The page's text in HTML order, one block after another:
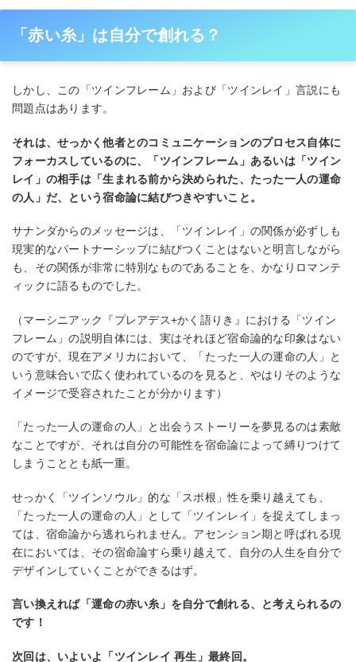
「⾚い⽷」は⾃分で創れる？
しかし、この「ツインフレーム」および「ツインレイ」⾔説にも
問題点はあります。
それは、せっかく他者とのコミュニケーションのプロセス⾃体に
フォーカスしているのに、「ツインフレーム」あるいは「ツイン
レイ」の相⼿は「⽣まれる前から決められた、たった⼀⼈の運命
の⼈」だ、という宿命論に結びつきやすいこと。
サナンダからのメッセージは、「ツインレイ」の関係が必ずしも
現実的なパートナーシップに結びつくことはないと明⾔しながら
も、その関係が⾮常に特別なものであることを、かなりロマンテ
ィックに語るものでした。
（マーシニアック『プレアデス+かく語りき』における「ツイン
フレーム」の説明⾃体には、実はそれほど宿命論的な印象はない
のですが、現在アメリカにおいて、「たった⼀⼈の運命の⼈」と
いう意味合いで広く使われているのを⾒ると、やはりそのような
イメージで受容されたことが分かります）
「たった⼀⼈の運命の⼈」と出会うストーリーを夢⾒るのは素敵
なことですが、それは⾃分の可能性を宿命論によって縛りつけて
しまうこととも紙⼀重。
せっかく「ツインソウル」的な「スポ根」性を乗り越えても、
「たった⼀⼈の運命の⼈」として「ツインレイ」を捉えてしまっ
ては、宿命論から逃れられません。アセンション期と呼ばれる現
在においては、その宿命論すら乗り越えて、⾃分の⼈⽣を⾃分で
デザインしていくことができるはず。
⾔い換えれば「運命の⾚い⽷」を⾃分で創れる、と考えられるの
です！
次回は、いよいよ「ツインレイ 再⽣」最終回。